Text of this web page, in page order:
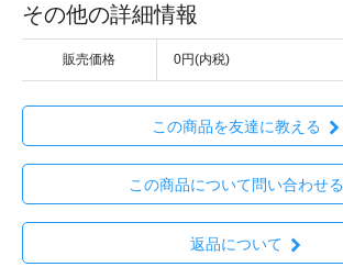
その他の詳細情報
販売価格 0円(内税)
この商品を友達に教える
この商品について問い合わせる
返品について